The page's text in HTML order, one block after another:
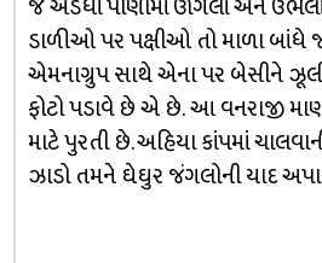
જે અડધાં પાણીમાં ઊગેલાં અને
ડાળીઓ પર પક્ષીઓ તો માળા
એમનાગ્રુપ સાથે એના પર બેસીને
ફોટો પડાવે છે એ છે. આ વનરાજી
માટે પુરતી છે. અહિયા કાંપમાં
ઝાડો તમને ઘેઘુર જંગલોની યાદ